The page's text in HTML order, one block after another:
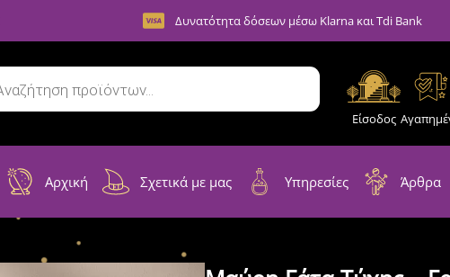
Δυνατότητα δόσεων μέσω Klarna και Tdi Bank
Είσοδος
Αρχική Σχετικά με μας Υπηρεσίες Άρθρα